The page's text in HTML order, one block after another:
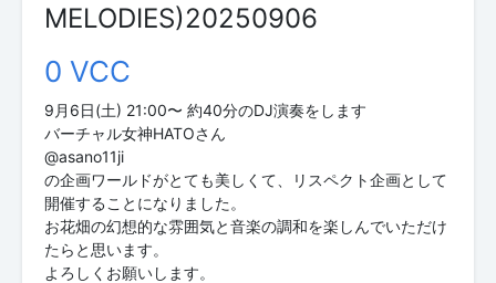
MELODIES)20250906
0 VCC
9月6日(土) 21:00〜 約40分のDJ演奏をします
バーチャル女神HATOさん
@asano11ji
の企画ワールドがとても美しくて、リスペクト企画として
開催することになりました。
お花畑の幻想的な雰囲気と音楽の調和を楽しんでいただけ
たらと思います。
よろしくお願いします。